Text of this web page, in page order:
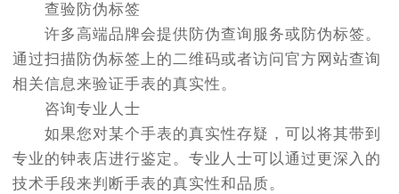
查验防伪标签
许多高端品牌会提供防伪查询服务或防伪标签。
通过扫描防伪标签上的二维码或者访问官方网站查询
相关信息来验证手表的真实性。
咨询专业人士
如果您对某个手表的真实性存疑，可以将其带到
专业的钟表店进行鉴定。专业人士可以通过更深入的
技术手段来判断手表的真实性和品质。